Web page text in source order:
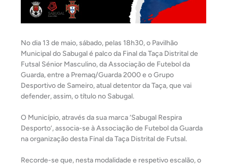
No dia 13 de maio, sábado, pelas 18h30, o Pavilhão
Municipal do Sabugal é palco da Final da Taça Distrital de
Futsal Sénior Masculino, da Associação de Futebol da
Guarda, entre a Premaq/Guarda 2000 e o Grupo
Desportivo de Sameiro, atual detentor da Taça, que vai
defender, assim, o título no Sabugal.
O Município, através da sua marca ‘Sabugal Respira
Desporto’, associa-se à Associação de Futebol da Guarda
na organização desta Final da Taça Distrital de Futsal.
Recorde-se que, nesta modalidade e respetivo escalão, o